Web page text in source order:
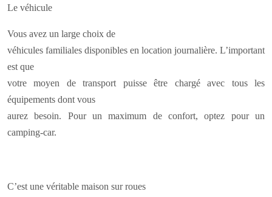
Le véhicule
Vous avez un large choix de
véhicules familiales disponibles en location journalière. L’important
est que
votre moyen de transport puisse être chargé avec tous les
équipements dont vous
aurez besoin. Pour un maximum de confort, optez pour un
camping-car.
C’est une véritable maison sur roues